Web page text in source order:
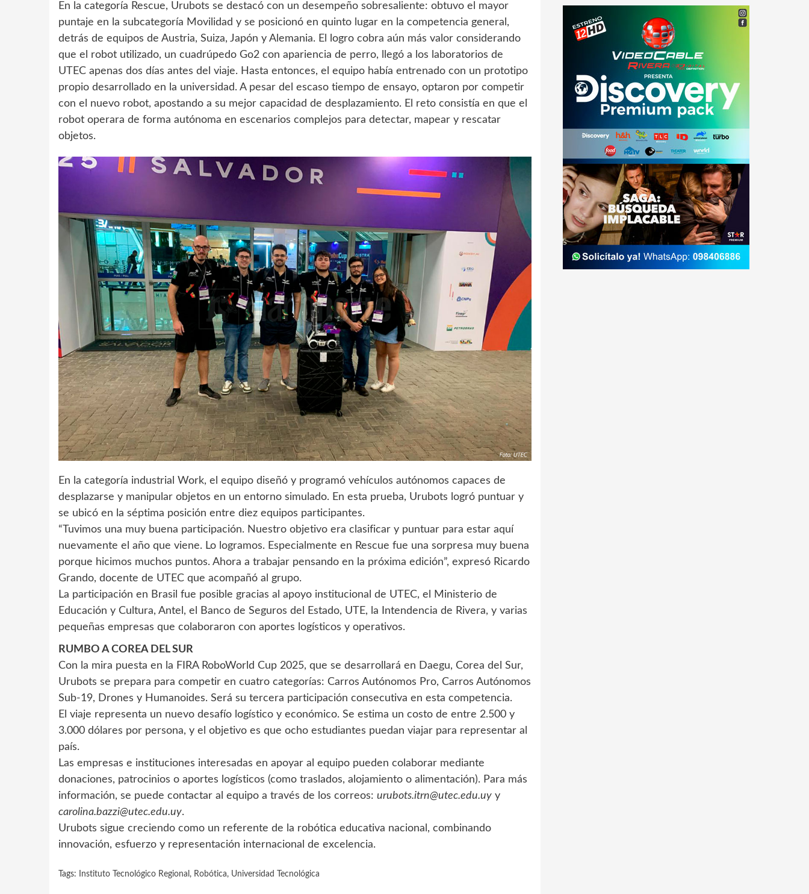
En la categoría Rescue, Urubots se destacó con un desempeño sobresaliente: obtuvo el mayor
puntaje en la subcategoría Movilidad y se posicionó en quinto lugar en la competencia general,
detrás de equipos de Austria, Suiza, Japón y Alemania. El logro cobra aún más valor considerando
que el robot utilizado, un cuadrúpedo Go2 con apariencia de perro, llegó a los laboratorios de
UTEC apenas dos días antes del viaje. Hasta entonces, el equipo había entrenado con un prototipo
propio desarrollado en la universidad. A pesar del escaso tiempo de ensayo, optaron por competir
con el nuevo robot, apostando a su mejor capacidad de desplazamiento. El reto consistía en que el
robot operara de forma autónoma en escenarios complejos para detectar, mapear y rescatar
objetos.
En la categoría industrial Work, el equipo diseñó y programó vehículos autónomos capaces de
desplazarse y manipular objetos en un entorno simulado. En esta prueba, Urubots logró puntuar y
se ubicó en la séptima posición entre diez equipos participantes.
“Tuvimos una muy buena participación. Nuestro objetivo era clasificar y puntuar para estar aquí
nuevamente el año que viene. Lo logramos. Especialmente en Rescue fue una sorpresa muy buena
porque hicimos muchos puntos. Ahora a trabajar pensando en la próxima edición”, expresó Ricardo
Grando, docente de UTEC que acompañó al grupo.
La participación en Brasil fue posible gracias al apoyo institucional de UTEC, el Ministerio de
Educación y Cultura, Antel, el Banco de Seguros del Estado, UTE, la Intendencia de Rivera, y varias
pequeñas empresas que colaboraron con aportes logísticos y operativos.
RUMBO A COREA DEL SUR
Con la mira puesta en la FIRA RoboWorld Cup 2025, que se desarrollará en Daegu, Corea del Sur,
Urubots se prepara para competir en cuatro categorías: Carros Autónomos Pro, Carros Autónomos
Sub-19, Drones y Humanoides. Será su tercera participación consecutiva en esta competencia.
El viaje representa un nuevo desafío logístico y económico. Se estima un costo de entre 2.500 y
3.000 dólares por persona, y el objetivo es que ocho estudiantes puedan viajar para representar al
país.
Las empresas e instituciones interesadas en apoyar al equipo pueden colaborar mediante
donaciones, patrocinios o aportes logísticos (como traslados, alojamiento o alimentación). Para más
información, se puede contactar al equipo a través de los correos: urubots.itrn@utec.edu.uy y
carolina.bazzi@utec.edu.uy.
Urubots sigue creciendo como un referente de la robótica educativa nacional, combinando
innovación, esfuerzo y representación internacional de excelencia.
Tags: Instituto Tecnológico Regional , Robótica, Universidad Tecnológica